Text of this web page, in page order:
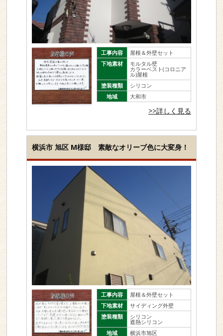
工事内容
屋根＆外壁セット
下地素材
モルタル壁
カラーベスト(コロニア
ル)屋根
塗装種類
シリコン
地域
大和市
>>詳しく見る
横浜市 旭区 M様邸 素敵なオリーブ色に大変身！
工事内容
屋根＆外壁セット
下地素材
サイディング外壁
塗装種類
シリコン
遮熱シリコン
地域
横浜市旭区